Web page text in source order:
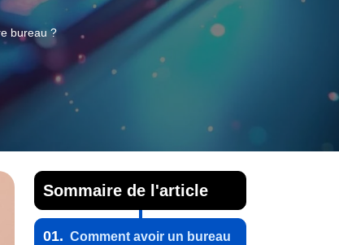
bureau ?
Sommaire de l'article
01. Comment avoir un bureau